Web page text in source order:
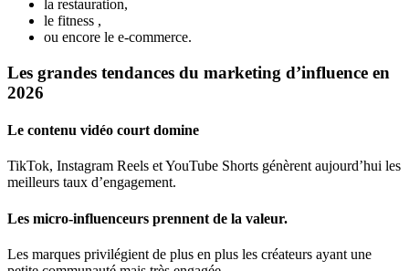
la restauration,
le fitness ,
ou encore le e-commerce.
Les grandes tendances du marketing d’influence en
2026
Le contenu vidéo court domine
TikTok, Instagram Reels et YouTube Shorts génèrent aujourd’hui les
meilleurs taux d’engagement.
Les micro-influenceurs prennent de la valeur.
Les marques privilégient de plus en plus les créateurs ayant une